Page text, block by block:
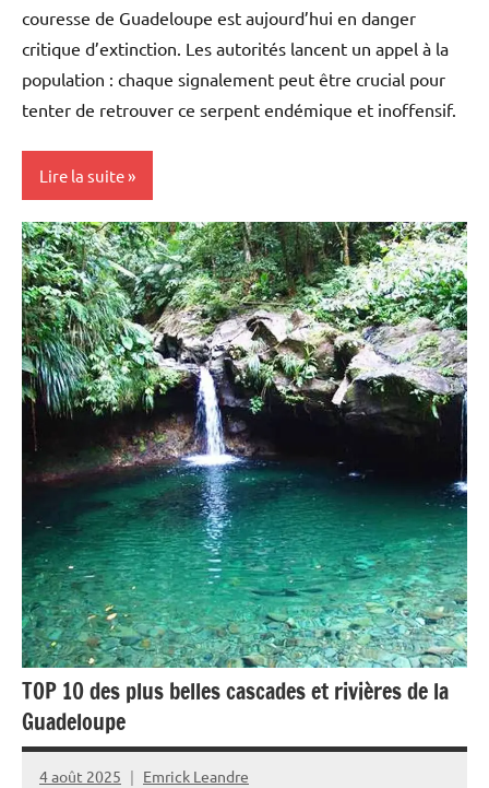
couresse de Guadeloupe est aujourd’hui en danger
critique d’extinction. Les autorités lancent un appel à la
population : chaque signalement peut être crucial pour
tenter de retrouver ce serpent endémique et inoffensif.
Lire la suite
Antilles-
Guyane
Blog
Caraïbe
Ecologie
Environnement
France
Guadeloupe
Outremer
Société
TOP 10 des plus belles cascades et rivières de la
Guadeloupe
4 août 2025 Emrick Leandre